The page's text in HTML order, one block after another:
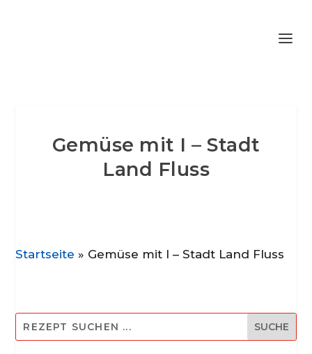
Gemüse mit I – Stadt
Land Fluss
Startseite » Gemüse mit I – Stadt Land Fluss